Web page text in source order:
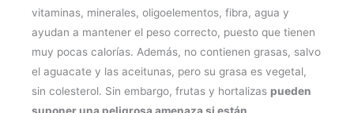
vitaminas, minerales, oligoelementos, fibra, agua y
ayudan a mantener el peso correcto, puesto que tienen
muy pocas calorías. Además, no contienen grasas, salvo
el aguacate y las aceitunas, pero su grasa es vegetal,
sin colesterol. Sin embargo, frutas y hortalizas pueden